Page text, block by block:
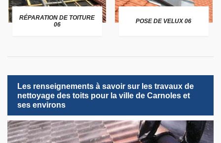
RÉPARATION DE TOITURE
06
POSE DE VELUX 06
Les renseignements à savoir sur les travaux de
nettoyage des toits pour la ville de Carnoles et
ses environs